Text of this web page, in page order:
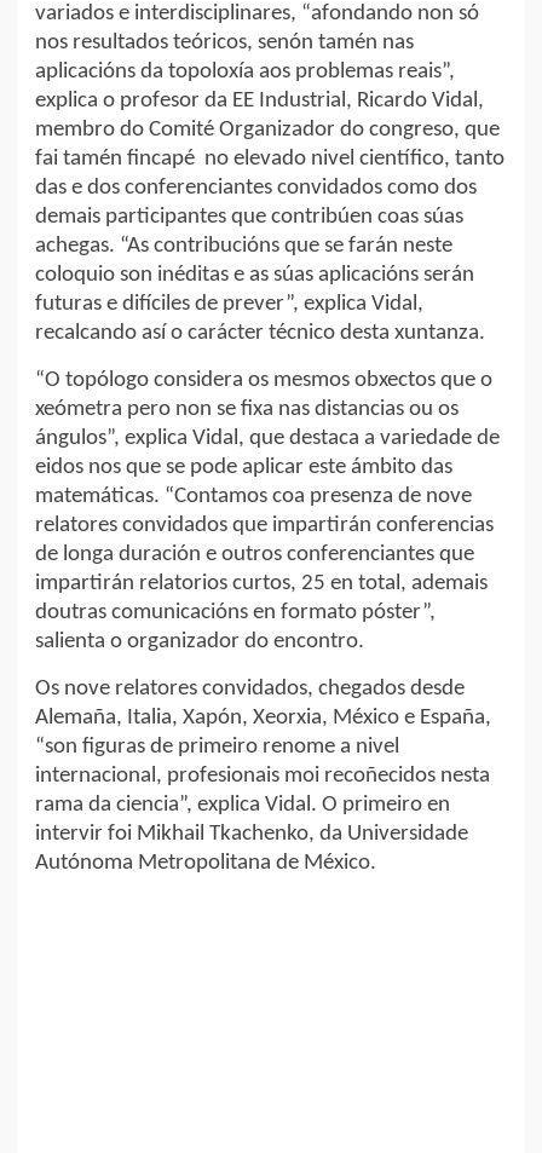
variados e interdisciplinares, “afondando non só
nos resultados teóricos, senón tamén nas
aplicacións da topoloxía aos problemas reais”,
explica o profesor da EE Industrial, Ricardo Vidal,
membro do Comité Organizador do congreso, que
fai tamén fincapé no elevado nivel científico, tanto
das e dos conferenciantes convidados como dos
demais participantes que contribúen coas súas
achegas. “As contribucións que se farán neste
coloquio son inéditas e as súas aplicacións serán
futuras e difíciles de prever”, explica Vidal,
recalcando así o carácter técnico desta xuntanza.
“O topólogo considera os mesmos obxectos que o
xeómetra pero non se fixa nas distancias ou os
ángulos”, explica Vidal, que destaca a variedade de
eidos nos que se pode aplicar este ámbito das
matemáticas. “Contamos coa presenza de nove
relatores convidados que impartirán conferencias
de longa duración e outros conferenciantes que
impartirán relatorios curtos, 25 en total, ademais
doutras comunicacións en formato póster”,
salienta o organizador do encontro.
Os nove relatores convidados, chegados desde
Alemaña, Italia, Xapón, Xeorxia, México e España,
“son figuras de primeiro renome a nivel
internacional, profesionais moi recoñecidos nesta
rama da ciencia”, explica Vidal. O primeiro en
intervir foi Mikhail Tkachenko, da Universidade
Autónoma Metropolitana de México.